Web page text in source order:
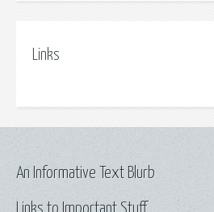
Links
Links to Important Stuff
An Informative Text Blurb